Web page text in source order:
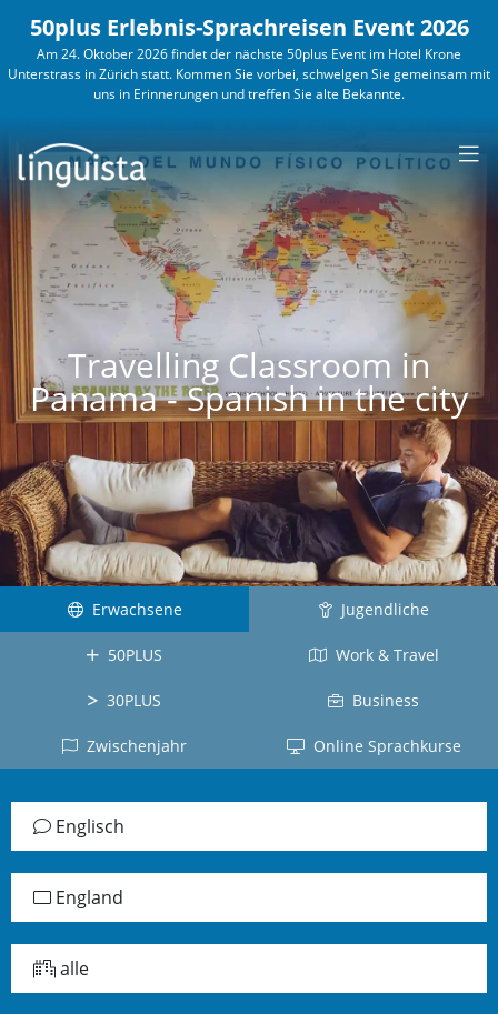
50plus Erlebnis-Sprachreisen Event 2026
Am 24. Oktober 2026 findet der nächste 50plus Event im Hotel Krone
Unterstrass in Zürich statt. Kommen Sie vorbei, schwelgen Sie gemeinsam mit
uns in Erinnerungen und treffen Sie alte Bekannte.
Travelling Classroom in
Panama - Spanish in the city
Erwachsene Jugendliche
50PLUS Work & Travel
30PLUS Business
Zwischenjahr Online Sprachkurse
Englisch
England
alle
SPRACHEN &
LÄNDER KURSANGEBOTE WORK
& TRAVEL KONTAKT
ERWACHSENE BUSINESS 30PLUS JUGENDLICHE
Englisch
England
USA
Australien
Malta
Kanada
Neuseeland
Südafrika
Irland
Schottland
Jamaika
alle
Länder
Französisch
Frankreich
Schweiz
Kanada
Guadeloupe
Tahiti
La
Réunion
Belgien
Arabisch
Türkei
Griechisch
Spanisch
Spanien
Costa
Rica
Mexiko
Kuba
Ecuador
Kolumbien
Dominikanische
Republik
Panama
Chinesisch
Taiwan
Italienisch
Schweiz
Italien
Portugiesisch
Portugal
Brasilien
Deutsch
Deutschland
Japanisch
Japan
Vietnamesisch
Vietnam
Russisch